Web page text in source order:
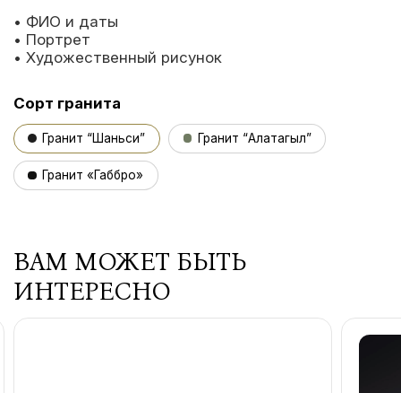
• ФИО и даты
• Портрет
• Художественный рисунок
Сорт гранита
Гранит “Шаньси” Гранит “Алатагыл”
Гранит «Габбро»
ВАМ МОЖЕТ БЫТЬ
ИНТЕРЕСНО